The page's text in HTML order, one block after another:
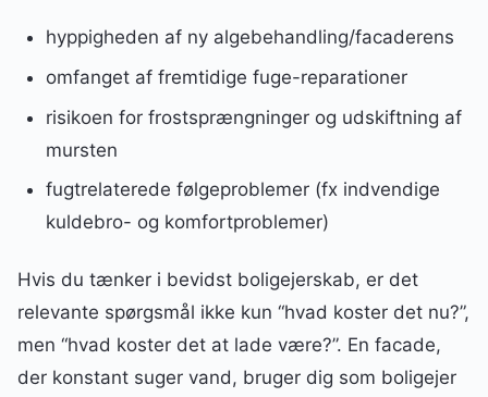
hyppigheden af ny algebehandling/facaderens
omfanget af fremtidige fuge-reparationer
risikoen for frostsprængninger og udskiftning af
mursten
fugtrelaterede følgeproblemer (fx indvendige
kuldebro- og komfortproblemer)
Hvis du tænker i bevidst boligejerskab, er det
relevante spørgsmål ikke kun “hvad koster det nu?”,
men “hvad koster det at lade være?”. En facade,
der konstant suger vand, bruger dig som boligejer